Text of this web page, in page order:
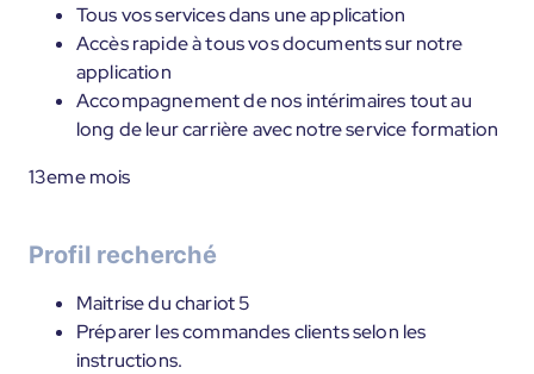
Tous vos services dans une application
Accès rapide à tous vos documents sur notre
application
Accompagnement de nos intérimaires tout au
long de leur carrière avec notre service formation
13eme mois
Profil recherché
Maitrise du chariot 5
Préparer les commandes clients selon les
instructions.